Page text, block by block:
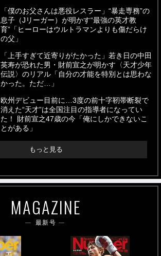
「僕のお父さんは悪役レスラー」“暴走専務”の
息子（Jリーガー）が明かす“最強の英才教
育”「ヒーローはウルトラマンよりも傷だらけ
の父」
「上手すぎて近寄りがたかった」若き日の中田
英寿が恐れた男・財前宣之が明かす〈天才少年
伝説〉のリアル「自分の才能を特別とは思わな
かった。ただ…」
欧州デビュー目前に…3度の前十字靭帯断裂で
消えた“天才”は全国注目の指導者になってい
た！ 財前宣之47歳の今「俺にしかできないこ
とがある」
もっと見る
MAGAZINE
最新号